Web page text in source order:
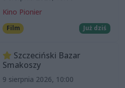
Kino Pionier
Film Już dziś
Szczeciński Bazar
Smakoszy
9 sierpnia 2026, 10:00